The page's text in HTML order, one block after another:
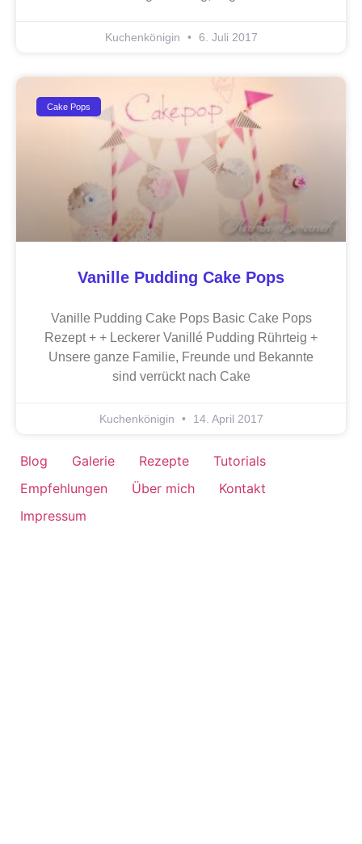
Kuchenkönigin 6. Juli 2017
Cake Pops
Vanille Pudding Cake Pops
Vanille Pudding Cake Pops Basic Cake Pops
Rezept + + Leckerer Vanillé Pudding Rührteig +
Unsere ganze Familie, Freunde und Bekannte
sind verrückt nach Cake
Kuchenkönigin 14. April 2017
Blog Galerie Rezepte
Tutorials
Empfehlungen
Über mich
Kontakt
Impressum